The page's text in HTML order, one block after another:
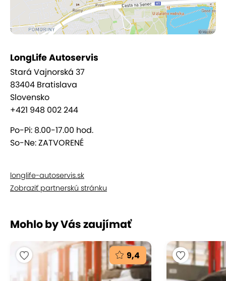
LongLife Autoservis
Stará Vajnorská 37
83404 Bratislava
Slovensko
+421 948 002 244
Po-Pi: 8.00-17.00 hod.
So-Ne: ZATVORENÉ
longlife-autoservis.sk
Zobraziť partnerskú stránku
Mohlo by Vás zaujímať
9,4